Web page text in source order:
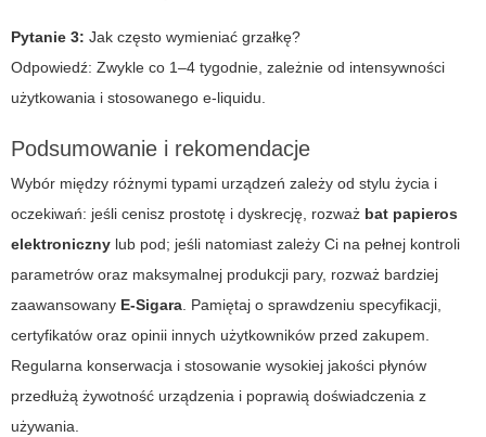
Pytanie 3: Jak często wymieniać grzałkę?
Odpowiedź: Zwykle co 1–4 tygodnie, zależnie od intensywności
użytkowania i stosowanego e-liquidu.
Podsumowanie i rekomendacje
Wybór między różnymi typami urządzeń zależy od stylu życia i
oczekiwań: jeśli cenisz prostotę i dyskrecję, rozważ bat papieros
elektroniczny lub pod; jeśli natomiast zależy Ci na pełnej kontroli
parametrów oraz maksymalnej produkcji pary, rozważ bardziej
zaawansowany E-Sigara . Pamiętaj o sprawdzeniu specyfikacji,
certyfikatów oraz opinii innych użytkowników przed zakupem.
Regularna konserwacja i stosowanie wysokiej jakości płynów
przedłużą żywotność urządzenia i poprawią doświadczenia z
używania.